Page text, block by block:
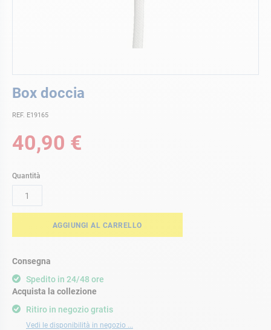
Box doccia
REF. E19165
40,90 €
Quantità
AGGIUNGI AL CARRELLO
Consegna
Spedito in 24/48 ore
Ritiro in negozio gratis
Vedi le disponibilità in negozio ...
Acquista la collezione
all'inizio
galleria
immagini